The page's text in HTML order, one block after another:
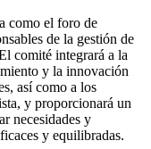
como el foro de
de la gestión de
comité integrará a la
y la innovación
así como a los
y proporcionará un
necesidades y
y equilibradas.